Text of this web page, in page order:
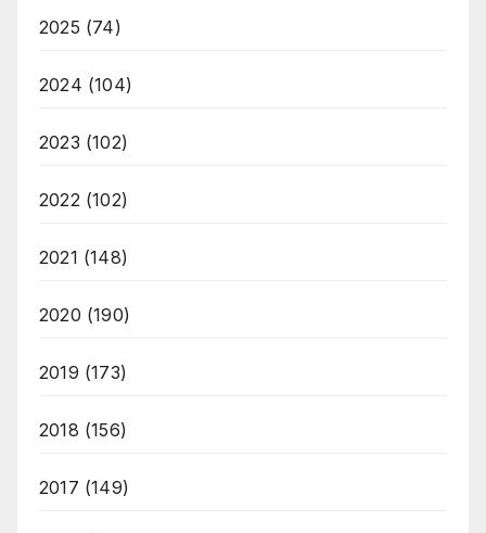
2025 (74)
2024 (104)
2023 (102)
2022(102)
2021 (148)
2020 (190)
2019 (173)
2018 (156)
2017 (149)